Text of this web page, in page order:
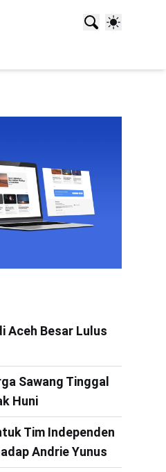
Aceh Besar Lulus
Sawang Tinggal
Huni
Tim Independen
Andrie Yunus